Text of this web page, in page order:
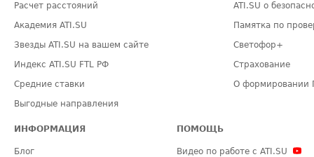
Расчет расстояний
Академия ATI.SU
Звезды ATI.SU на вашем сайте
Индекс ATI.SU FTL РФ
Средние ставки
Выгодные направления
ATI.SU о
Памятка по
Светофор+
Страхование
О формировании
ИНФОРМАЦИЯ
Блог
ПОМОЩЬ
Видео по работе с ATI.SU